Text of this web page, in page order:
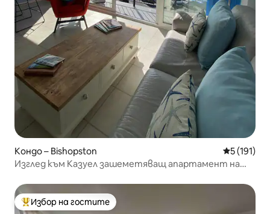
Кондо – Bishopston Средна
5 (191)
Изглед към Казуел зашеметяващ апартамент на
Най-популярен избор на гостите
Избор на гостите